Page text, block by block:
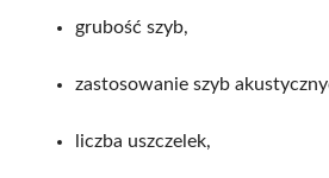
grubość szyb,
zastosowanie szyb
liczba uszczelek,